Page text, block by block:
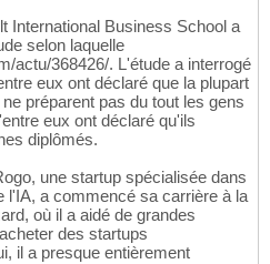
International Business School a
selon laquelle
actu/368426/. L'étude a interrogé
eux ont déclaré que la plupart
préparent pas du tout les gens
eux ont déclaré qu'ils
diplômés.
une startup spécialisée dans
l'IA, a commencé sa carrière à la
où il a aidé de grandes
des startups
il a presque entièrement